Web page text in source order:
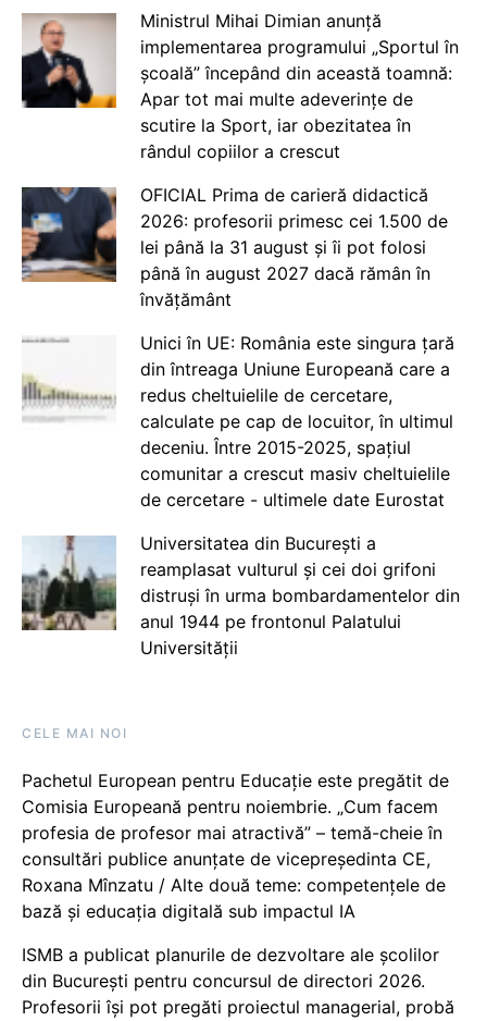
Ministrul Mihai Dimian anunță
implementarea programului „Sportul în
școală” începând din această toamnă:
Apar tot mai multe adeverințe de
scutire la Sport, iar obezitatea în
rândul copiilor a crescut
OFICIAL Prima de carieră didactică
2026: profesorii primesc cei 1.500 de
lei până la 31 august și îi pot folosi
până în august 2027 dacă rămân în
învățământ
Unici în UE: România este singura țară
din întreaga Uniune Europeană care a
redus cheltuielile de cercetare,
calculate pe cap de locuitor, în ultimul
deceniu. Între 2015-2025, spațiul
comunitar a crescut masiv cheltuielile
de cercetare - ultimele date Eurostat
Universitatea din București a
reamplasat vulturul și cei doi grifoni
distruși în urma bombardamentelor din
anul 1944 pe frontonul Palatului
Universității
CELE MAI NOI
Pachetul European pentru Educație este pregătit de
Comisia Europeană pentru noiembrie. „Cum facem
profesia de profesor mai atractivă” – temă-cheie în
consultări publice anunțate de vicepreședinta CE,
Roxana Mînzatu / Alte două teme: competențele de
bază și educația digitală sub impactul IA
ISMB a publicat planurile de dezvoltare ale școlilor
din București pentru concursul de directori 2026.
Profesorii își pot pregăti proiectul managerial, probă